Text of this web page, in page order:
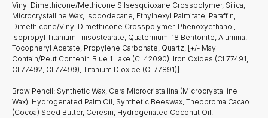
Vinyl Dimethicone/Methicone Silsesquioxane Crosspolymer, Silica,
Microcrystalline Wax, Isododecane, Ethylhexyl Palmitate, Paraffin,
Dimethicone/Vinyl Dimethicone Crosspolymer, Phenoxyethanol,
Isopropyl Titanium Triisostearate, Quaternium-18 Bentonite, Alumina,
Tocopheryl Acetate, Propylene Carbonate, Quartz, [+/- May
Contain/Peut Contenir: Blue 1 Lake (CI 42090), Iron Oxides (CI 77491,
CI 77492, CI 77499), Titanium Dioxide (CI 77891)]
Brow Pencil: Synthetic Wax, Cera Microcristallina (Microcrystalline
Wax), Hydrogenated Palm Oil, Synthetic Beeswax, Theobroma Cacao
(Cocoa) Seed Butter, Ceresin, Hydrogenated Coconut Oil,